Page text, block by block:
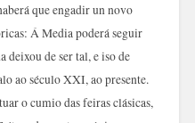
que engadir un novo
Á Media poderá seguir
deixou de ser tal, e iso de
ao século XXI, ao presente.
o cumio das feiras clásicas,